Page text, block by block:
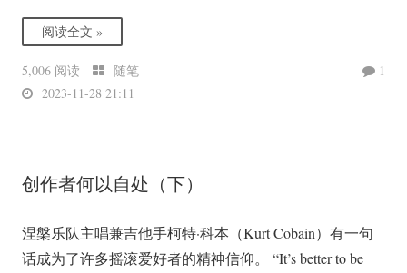
阅读全文 »
5,006 阅读
随笔
2023-11-28 21:11
1
创作者何以自处（下）
涅槃乐队主唱兼吉他手柯特·科本（Kurt Cobain）有一句
话成为了许多摇滚爱好者的精神信仰。 “It’s better to be